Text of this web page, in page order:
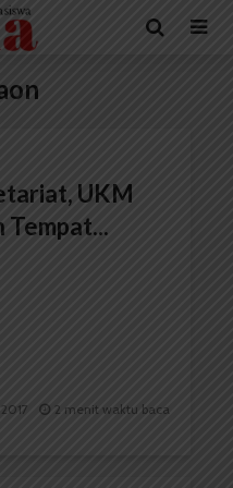
UKM
Tempat...
2 menit waktu baca